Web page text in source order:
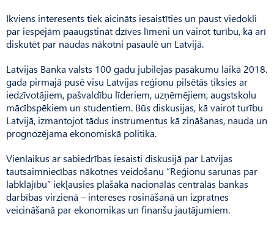
Ikviens interesents tiek aicināts iesaistīties un paust viedokli
par iespējām paaugstināt dzīves līmeni un vairot turību, kā arī
diskutēt par naudas nākotni pasaulē un Latvijā.
Latvijas Banka valsts 100 gadu jubilejas pasākumu laikā 2018.
gada pirmajā pusē visu Latvijas reģionu pilsētās tiksies ar
iedzīvotājiem, pašvaldību līderiem, uzņēmējiem, augstskolu
mācībspēkiem un studentiem. Būs diskusijas, kā vairot turību
Latvijā, izmantojot tādus instrumentus kā zināšanas, nauda un
prognozējama ekonomiskā politika.
Vienlaikus ar sabiedrības iesaisti diskusijā par Latvijas
tautsaimniecības nākotnes veidošanu “Reģionu sarunas par
labklājību” iekļausies plašākā nacionālās centrālās bankas
darbības virzienā – intereses rosināšanā un izpratnes
veicināšanā par ekonomikas un finanšu jautājumiem.